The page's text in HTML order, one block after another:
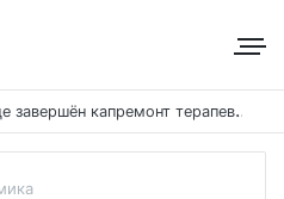
В
Отрадненской больнице завершён капремонт терапевтического корпуса